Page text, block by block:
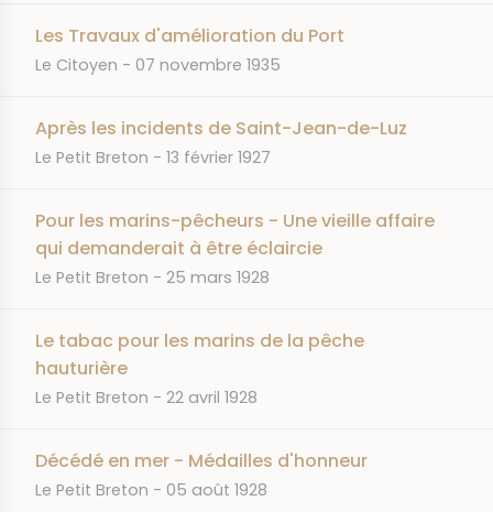
Les Travaux d'amélioration du Port
JOURNAL
Le Citoyen DATE
07 novembre 1935
Après les incidents de Saint-Jean-de-Luz
JOURNAL
Le Petit Breton DATE
13 février 1927
Pour les marins-pêcheurs - Une vieille affaire
qui demanderait à être éclaircie
JOURNAL
Le Petit Breton DATE
25 mars 1928
Le tabac pour les marins de la pêche
hauturière
JOURNAL
Le Petit Breton DATE
22 avril 1928
Décédé en mer - Médailles d'honneur
JOURNAL
Le Petit Breton DATE
05 août 1928